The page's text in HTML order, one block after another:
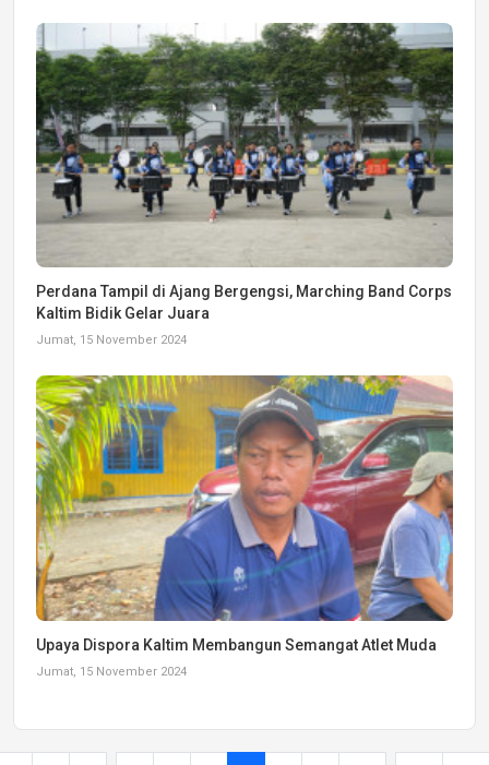
Perdana Tampil di Ajang Bergengsi, Marching Band Corps
Kaltim Bidik Gelar Juara
Jumat, 15 November 2024
Upaya Dispora Kaltim Membangun Semangat Atlet Muda
Jumat, 15 November 2024